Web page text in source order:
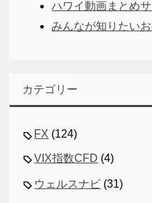
ハワイ動画まとめサ
みんなが知りたいお
カテゴリー
FX (124)
VIX指数CFD (4)
ウェルスナビ (31)